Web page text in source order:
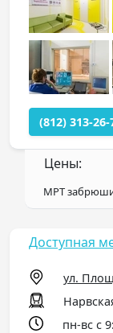
(812) 313-26-
Цены:
МРТ
Доступная
ул.
пн-вс с